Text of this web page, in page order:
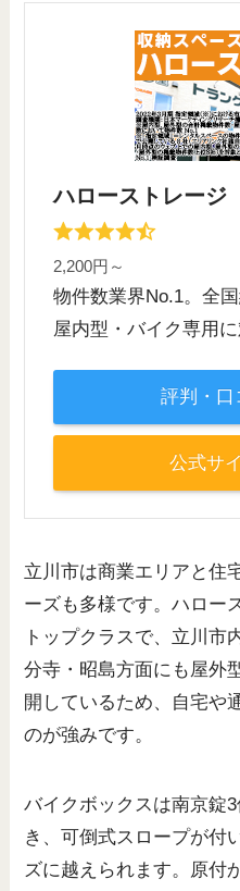
ハローストレージ
2,200円～
物件数業界No.1。全
屋内型・バイク専用に
評判・口
公式サ
立川市は商業エリアと住
ーズも多様です。ハロー
トップクラスで、立川市
分寺・昭島方面にも屋外
開しているため、自宅や
のが強みです。
バイクボックスは南京錠
き、可倒式スロープが付
ズに越えられます。原付